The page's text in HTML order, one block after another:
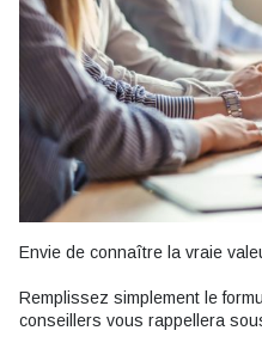
Envie de connaître la vraie
Remplissez simplement le
conseillers vous rappellera